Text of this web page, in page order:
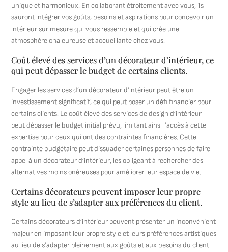
unique et harmonieux. En collaborant étroitement avec vous, ils
sauront intégrer vos goûts, besoins et aspirations pour concevoir un
intérieur sur mesure qui vous ressemble et qui crée une
atmosphère chaleureuse et accueillante chez vous.
Coût élevé des services d’un décorateur d’intérieur, ce
qui peut dépasser le budget de certains clients.
Engager les services d’un décorateur d’intérieur peut être un
investissement significatif, ce qui peut poser un défi financier pour
certains clients. Le coût élevé des services de design d’intérieur
peut dépasser le budget initial prévu, limitant ainsi l’accès à cette
expertise pour ceux qui ont des contraintes financières. Cette
contrainte budgétaire peut dissuader certaines personnes de faire
appel à un décorateur d’intérieur, les obligeant à rechercher des
alternatives moins onéreuses pour améliorer leur espace de vie.
Certains décorateurs peuvent imposer leur propre
style au lieu de s’adapter aux préférences du client.
Certains décorateurs d’intérieur peuvent présenter un inconvénient
majeur en imposant leur propre style et leurs préférences artistiques
au lieu de s’adapter pleinement aux goûts et aux besoins du client.